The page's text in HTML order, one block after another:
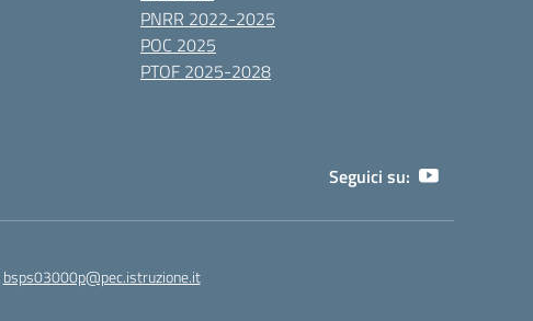
PNRR 2022-2025
POC 2025
PTOF 2025-2028
Seguici su:
bsps03000p@pec.istruzione.it